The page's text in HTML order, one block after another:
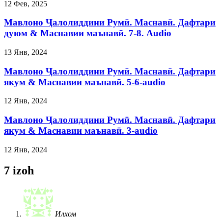
12 Фев, 2025
Мавлоно Ҷалолиддини Румӣ. Маснавӣ. Дафтари
дуюм & Маснавии маънавӣ. 7-8. Audio
13 Янв, 2024
Мавлоно Ҷалолиддини Румӣ. Маснавӣ. Дафтари
якум & Маснавии маънавӣ. 5-6-audio
12 Янв, 2024
Мавлоно Ҷалолиддини Румӣ. Маснавӣ. Дафтари
якум & Маснавии маънавӣ. 3-audio
12 Янв, 2024
7 izoh
Илхом